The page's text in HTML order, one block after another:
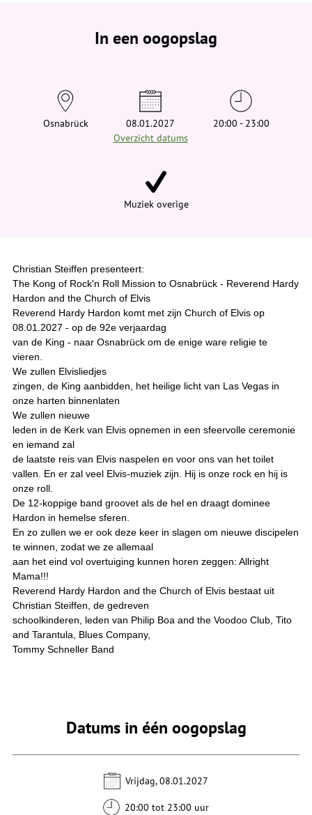
e
In een oogopslag
Osnabrück
08.01.2027
Overzicht datums
20:00 - 23:00
Muziek overige
Christian Steiffen presenteert:
The Kong of Rock'n Roll Mission to Osnabrück - Reverend Hardy
Hardon and the Church of Elvis
Reverend Hardy Hardon komt met zijn Church of Elvis op
08.01.2027 - op de 92e verjaardag
van de King - naar Osnabrück om de enige ware religie te
vieren.
We zullen Elvisliedjes
zingen, de King aanbidden, het heilige licht van Las Vegas in
onze harten binnenlaten
We zullen nieuwe
leden in de Kerk van Elvis opnemen in een sfeervolle ceremonie
en iemand zal
de laatste reis van Elvis naspelen en voor ons van het toilet
vallen. En er zal veel Elvis-muziek zijn. Hij is onze rock en hij is
onze roll.
De 12-koppige band groovet als de hel en draagt dominee
Hardon in hemelse sferen.
En zo zullen we er ook deze keer in slagen om nieuwe discipelen
te winnen, zodat we ze allemaal
aan het eind vol overtuiging kunnen horen zeggen: Allright
Mama!!!
Reverend Hardy Hardon and the Church of Elvis bestaat uit
Christian Steiffen, de gedreven
schoolkinderen, leden van Philip Boa and the Voodoo Club, Tito
and Tarantula, Blues Company,
Tommy Schneller Band
Datums in één oogopslag
Vrijdag, 08.01.2027
20:00 tot 23:00 uur